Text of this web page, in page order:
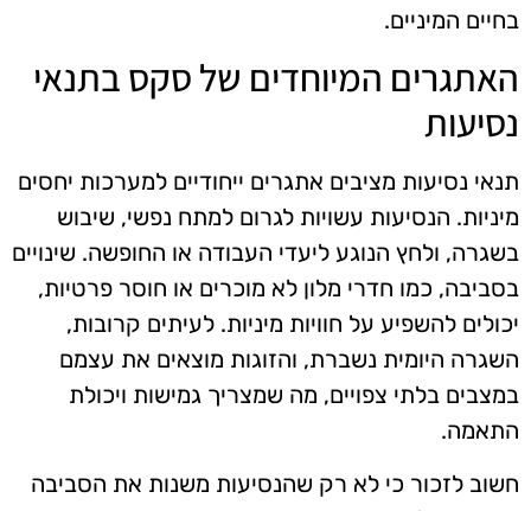
בחיים המיניים.
האתגרים המיוחדים של סקס בתנאי
נסיעות
תנאי נסיעות מציבים אתגרים ייחודיים למערכות יחסים
מיניות. הנסיעות עשויות לגרום למתח נפשי, שיבוש
בשגרה, ולחץ הנוגע ליעדי העבודה או החופשה. שינויים
בסביבה, כמו חדרי מלון לא מוכרים או חוסר פרטיות,
יכולים להשפיע על חוויות מיניות. לעיתים קרובות,
השגרה היומית נשברת, והזוגות מוצאים את עצמם
במצבים בלתי צפויים, מה שמצריך גמישות ויכולת
התאמה.
חשוב לזכור כי לא רק שהנסיעות משנות את הסביבה